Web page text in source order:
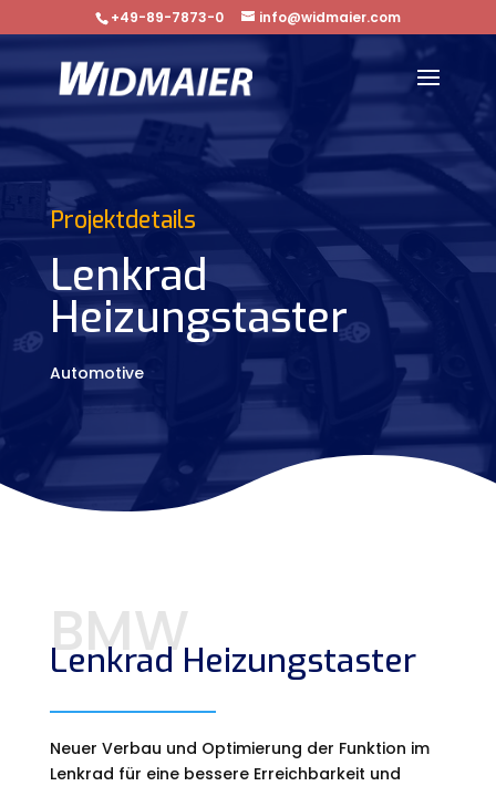
+49-89-7873-0 info@widmaier.com
Projektdetails
Lenkrad
Heizungstaster
Automotive
BMW
Lenkrad Heizungstaster
Neuer Verbau und Optimierung der Funktion im
Lenkrad für eine bessere Erreichbarkeit und